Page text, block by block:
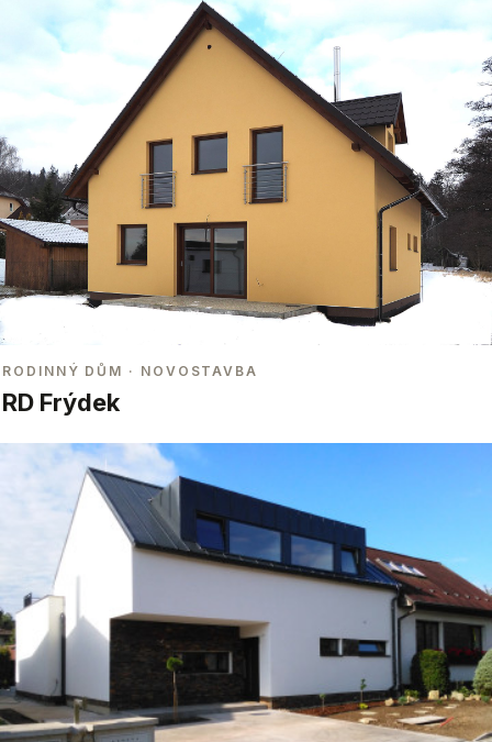
RODINNÝ DŮM · NOVOSTAVBA
RD Frýdek